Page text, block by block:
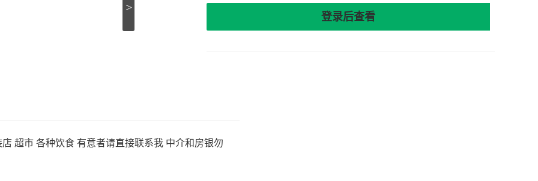
>
登录后查看
超市 各种饮食 有意者请直接联系我 中介和房银勿